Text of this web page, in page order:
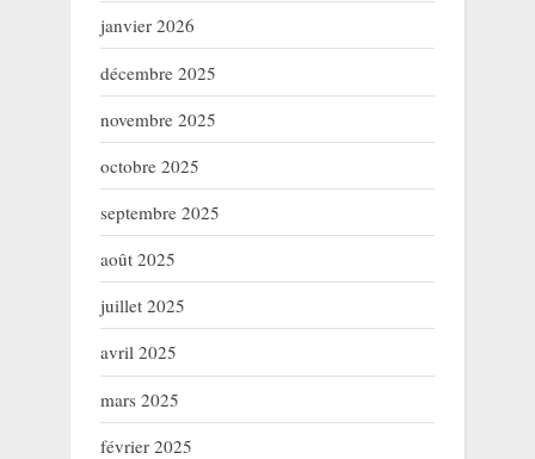
janvier 2026
décembre 2025
novembre 2025
octobre 2025
septembre 2025
août 2025
juillet 2025
avril 2025
mars 2025
février 2025